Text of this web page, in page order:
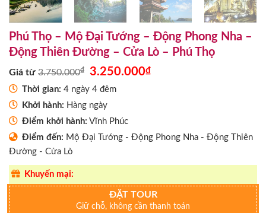
Phú Thọ – Mộ Đại Tướng – Động Phong Nha –
Động Thiên Đường – Cửa Lò – Phú Thọ
Giá từ 3.750.000₫
Giá
là:
3.250.000₫Giá
Thời gian: 4 ngày 4 đêm
Khởi hành: Hàng ngày
Điểm khởi hành: Vĩnh Phúc
Điểm đến: Mộ Đại Tướng - Động Phong Nha - Động Thiên
Đường - Cửa Lò
Khuyến mại:
ĐẶT TOUR
Giữ chỗ, không cần thanh toán